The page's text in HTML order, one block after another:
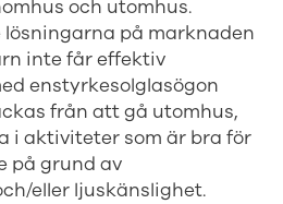
och utomhus.
lösningarna på marknaden
inte får effektiv
enstyrkesolglasögon
från att gå utomhus,
i aktiviteter som är bra för
på grund av
eller ljuskänslighet.